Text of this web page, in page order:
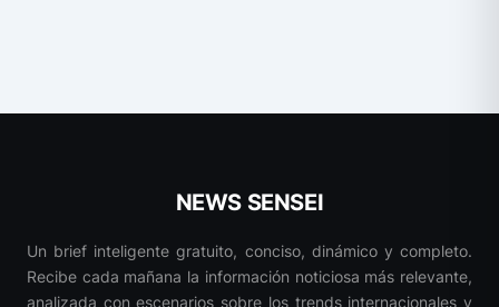
NEWS SENSEI
Un brief inteligente gratuito, conciso, dinámico y completo.
Recibe cada mañana la información noticiosa más relevante,
analizada con escenarios sobre los trends internacionales y